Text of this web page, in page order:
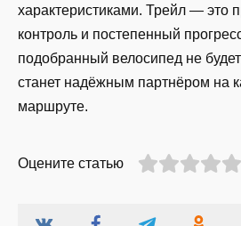
характеристиками. Трейл — это
контроль и постепенный
подобранный велосипед не
станет надёжным партнёром на
маршруте.
Оцените статью